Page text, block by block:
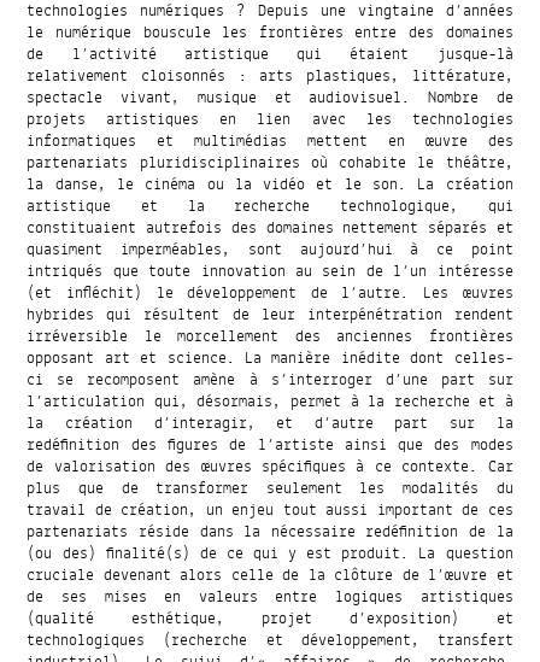
technologies numériques ? Depuis une vingtaine d’années
le numérique bouscule les frontières entre des domaines
de l’activité artistique qui étaient jusque-là
relativement cloisonnés : arts plastiques, littérature,
spectacle vivant, musique et audiovisuel. Nombre de
projets artistiques en lien avec les technologies
informatiques et multimédias mettent en œuvre des
partenariats pluridisciplinaires où cohabite le théâtre,
la danse, le cinéma ou la vidéo et le son. La création
artistique et la recherche technologique, qui
constituaient autrefois des domaines nettement séparés et
quasiment imperméables, sont aujourd’hui à ce point
intriqués que toute innovation au sein de l’un intéresse
(et infléchit) le développement de l’autre. Les œuvres
hybrides qui résultent de leur interpénétration rendent
irréversible le morcellement des anciennes frontières
opposant art et science. La manière inédite dont celles-
ci se recomposent amène à s’interroger d’une part sur
l’articulation qui, désormais, permet à la recherche et à
la création d’interagir, et d’autre part sur la
redéfinition des figures de l’artiste ainsi que des modes
de valorisation des œuvres spécifiques à ce contexte. Car
plus que de transformer seulement les modalités du
travail de création, un enjeu tout aussi important de ces
partenariats réside dans la nécessaire redéfinition de la
(ou des) finalité(s) de ce qui y est produit. La question
cruciale devenant alors celle de la clôture de l’œuvre et
de ses mises en valeurs entre logiques artistiques
(qualité esthétique, projet d’exposition) et
technologiques (recherche et développement, transfert